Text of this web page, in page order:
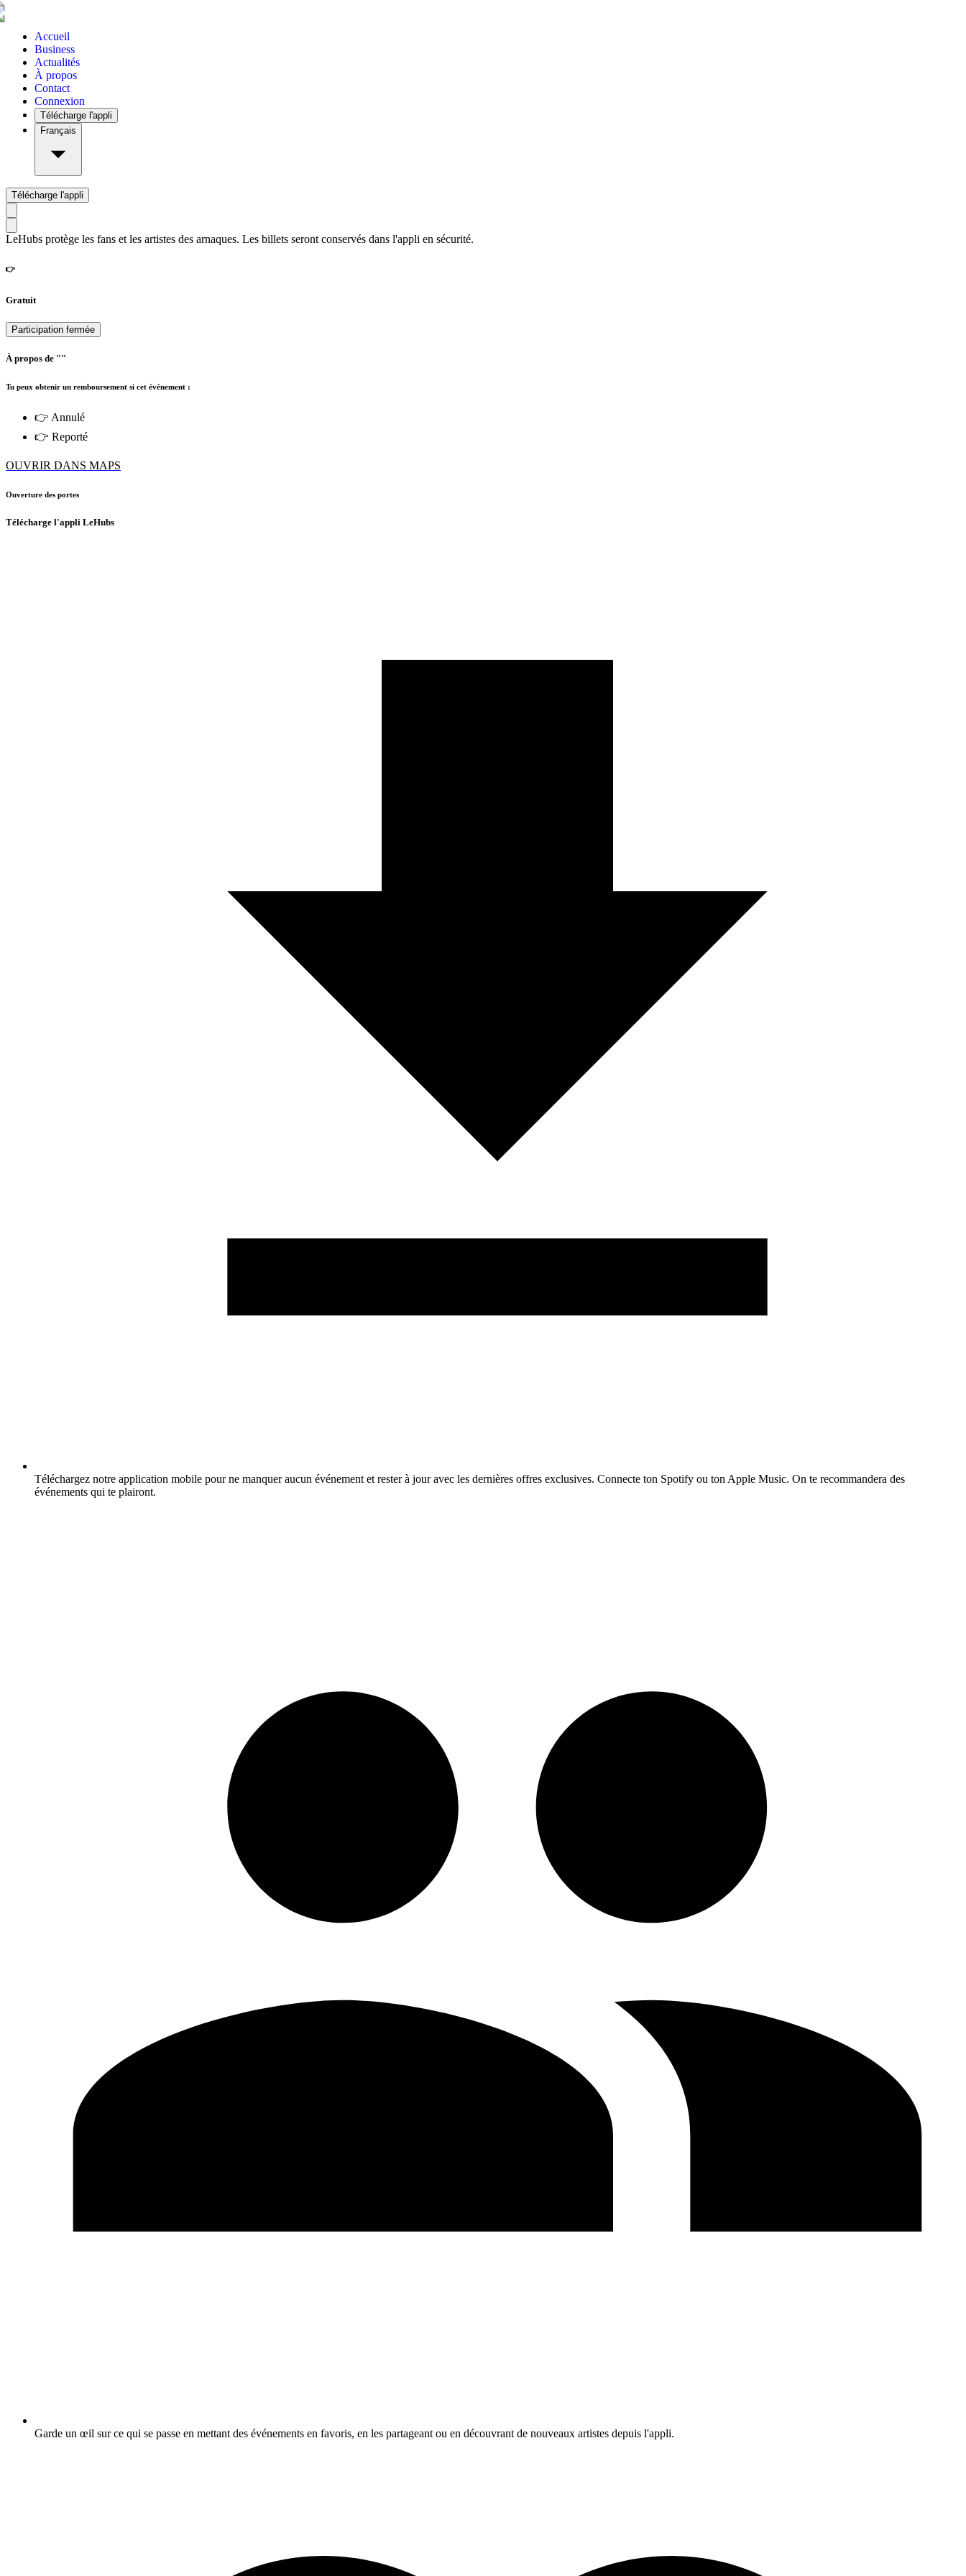
Accueil
Business
Actualités
À propos
Contact
Connexion
Télécharge l'appli
Français
Télécharge l'appli
LeHubs protège les fans et les artistes des arnaques. Les billets seront conservés dans l'appli en sécurité.
👉
Gratuit
Participation fermée
À propos de ""
Tu peux obtenir un remboursement si cet événement :
👉 Annulé
👉 Reporté
OUVRIR DANS MAPS
Ouverture des portes
Télécharge l'appli LeHubs
Téléchargez notre application mobile pour ne manquer aucun événement et rester à jour avec les dernières offres exclusives. Connecte ton Spotify ou ton Apple Music. On te recommandera des
événements qui te plairont.
Garde un œil sur ce qui se passe en mettant des événements en favoris, en les partageant ou en découvrant de nouveaux artistes depuis l'appli.